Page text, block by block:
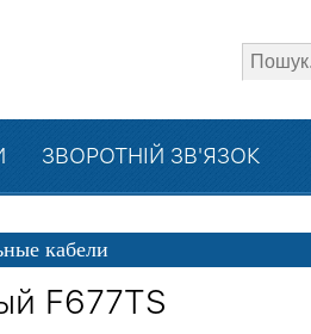
ЗВОРОТНІЙ ЗВ'ЯЗОК
кабели
F677TS
close